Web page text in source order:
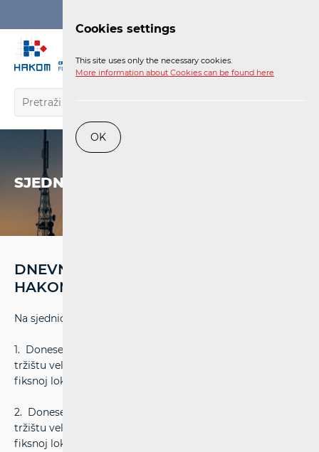
SJEDNICE
DNEVNI RED SJEDNICE VIJEĆA
HAKOM-A OD 22. OŽUJKA 2024.
Na sjednici Vijeća HAKOM-a održanoj 22. ožujka 2024.
1. Donesena Odluka u postupku određivanja cijena na
tržištu veleprodajnog lokalnog pristupa koji se pruža na
fiksnoj lokaciji -
2. Donesena Odluka u postupku određivanja cijena na
tržištu veleprodajnog središnjeg pristupa koji se pruža na
fiksnoj lokaciji za proizvode za masovno tržište
Cookies settings
This site uses only the necessary cookies.
More information about Cookies can be found here
OK